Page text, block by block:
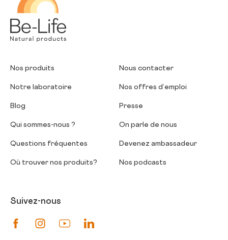
Nos produits
Notre laboratoire
Blog
Qui sommes-nous ?
Questions fréquentes
Où trouver nos produits?
Nous contacter
Nos offres d’emploi
Presse
On parle de nous
Devenez ambassadeur
Nos podcasts
Suivez-nous
Suivez-nous sur Facebook
Suivez-nous sur Instagram
Suivez-nous sur Youtube